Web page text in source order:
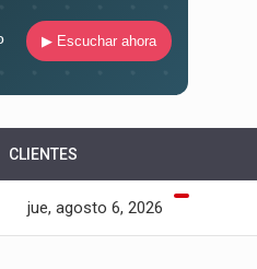
▶ Escuchar ahora
CLIENTES
jue, agosto 6, 2026